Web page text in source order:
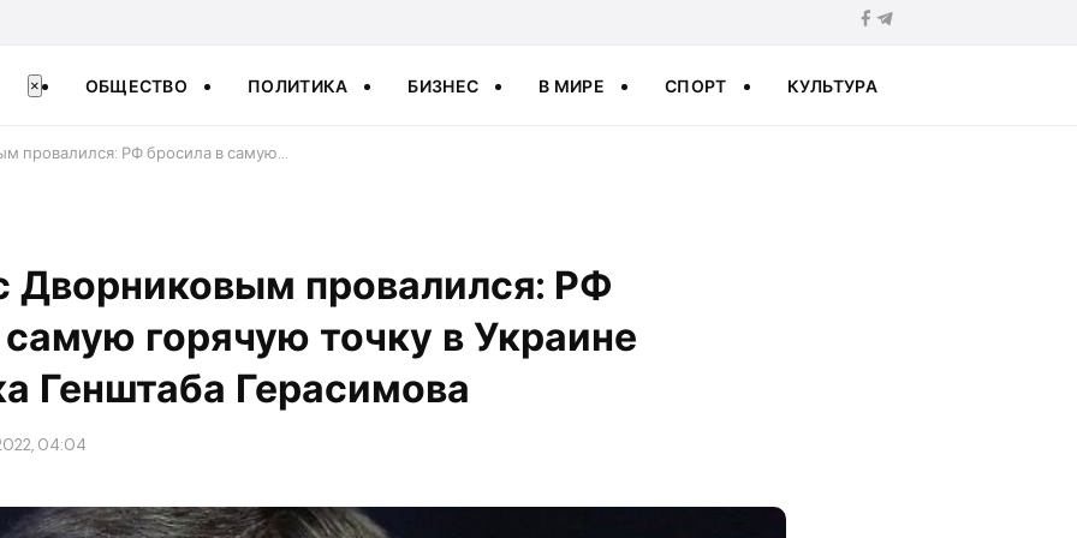
× ОБЩЕСТВО ПОЛИТИКА БИЗНЕС В МИРЕ СПОРТ КУЛЬТУРА
провалился: РФ бросила в самую…
Дворниковым провалился: РФ
горячую точку в Украине
Генштаба Герасимова
04:04